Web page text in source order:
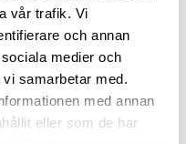
vår trafik. Vi
och annan
medier och
samarbetar med.
med annan
eller som de har